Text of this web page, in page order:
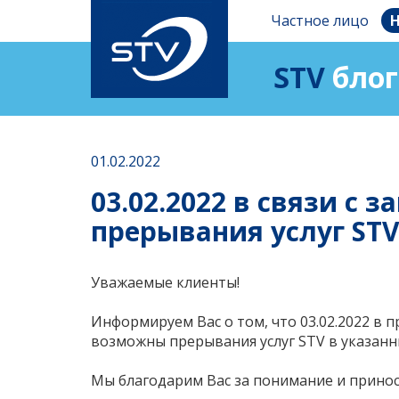
Частное лицо
STV блог
01.02.2022
03.02.2022 в связи
прерывания услуг STV
Уважаемые клиенты!
Информируем Вас о том, что 03.02.2022 в
возможны прерывания услуг STV в
Мы благодарим Вас за понимание и